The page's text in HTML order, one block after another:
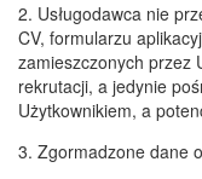
2. Usługodawca nie
CV, formularzu
zamieszczonych przez
rekrutacji, a jedynie
Użytkownikiem, a
3. Zgormadzone dane